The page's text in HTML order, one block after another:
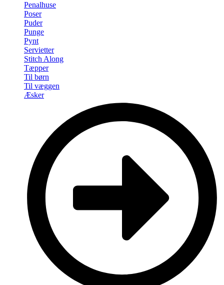
Penalhuse
Poser
Puder
Punge
Pynt
Servietter
Stitch Along
Tæpper
Til børn
Til væggen
Æsker